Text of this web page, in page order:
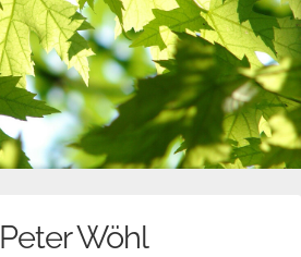
Peter Wöhl